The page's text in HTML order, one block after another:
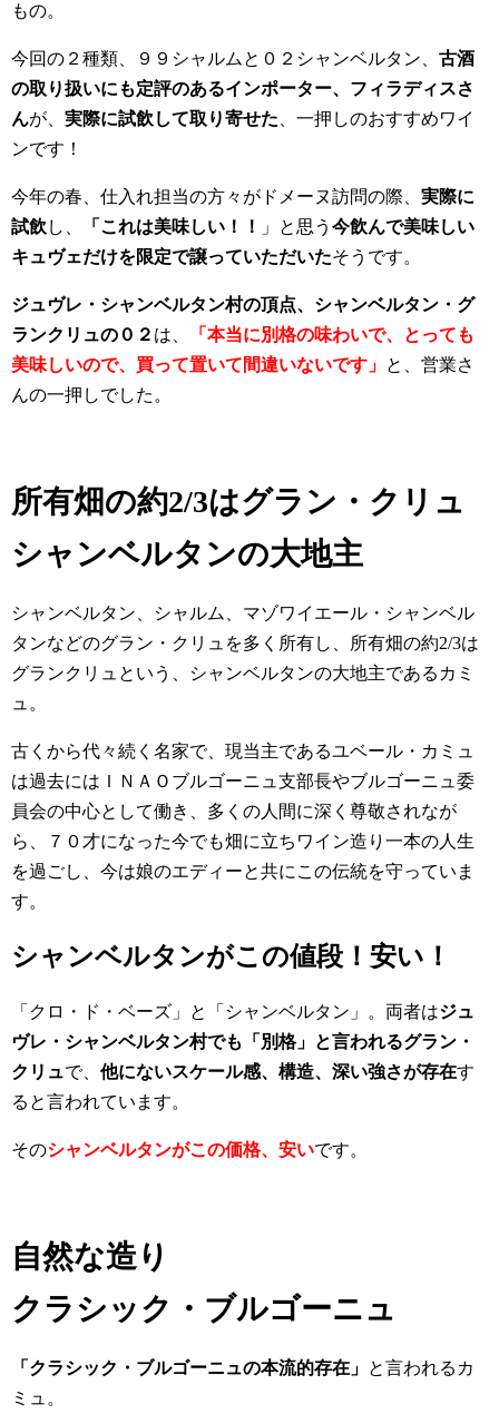
もの。
今回の２種類、９９シャルムと０２シャンベルタン、 古酒
の取り扱いにも定評のあるインポーター、フィラディスさ
んが、 実際に試飲して取り寄せた 、一押しのおすすめワイ
ンです！
今年の春、仕入れ担当の方々がドメーヌ訪問の際、 実際に
試飲し、 「これは美味しい！！ 」と思う 今飲んで美味しい
キュヴェだけを限定で譲っていただいたそうです。
ジュヴレ・シャンベルタン村の頂点、シャンベルタン・グ
ランクリュの０２ は、
「本当に別格の味わいで、とっても
美味しいので、買って置いて間違いないです」 と、営業さ
んの一押しでした。
所有畑の約2/3はグラン・クリュ
シャンベルタンの大地主
シャンベルタン、シャルム、マゾワイエール・シャンベル
タンなどのグラン・クリュを多く所有し、所有畑の約2/3は
グランクリュという、シャンベルタンの大地主であるカミ
ュ。
古くから代々続く名家で、現当主であるユベール・カミュ
は過去にはＩＮＡＯブルゴーニュ支部長やブルゴーニュ委
員会の中心として働き、多くの人間に深く尊敬されなが
ら、７０才になった今でも畑に立ちワイン造り一本の人生
を過ごし、今は娘のエディーと共にこの伝統を守っていま
す。
シャンベルタンがこの値段！安い！
「クロ・ド・ベーズ」と「シャンベルタン」。両者はジュ
ヴレ・シャンベルタン村でも「別格」と言われるグラン・
クリュで、 他にないスケール感、構造、深い強さが存在す
ると言われています。
そのシャンベルタンがこの価格、安いです。
自然な造り
クラシック・ブルゴーニュ
「クラシック・ブルゴーニュの本流的存在」 と言われる カ
ミュ 。